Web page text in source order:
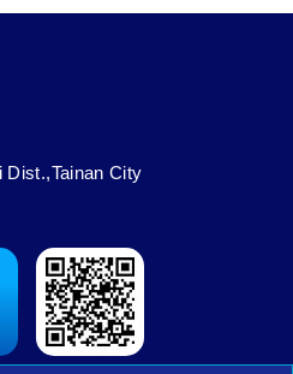
Dist.,Tainan City